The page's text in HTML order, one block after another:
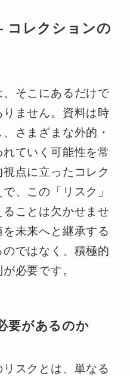
コレクションの
そこにあるだけで
ません。資料は時
さまざまな外的・
ていく可能性を常
点に立ったコレク
、この「リスク」
ことは欠かせませ
未来へと継承する
ではなく、積極的
必要です。
要があるのか
スクとは、単なる